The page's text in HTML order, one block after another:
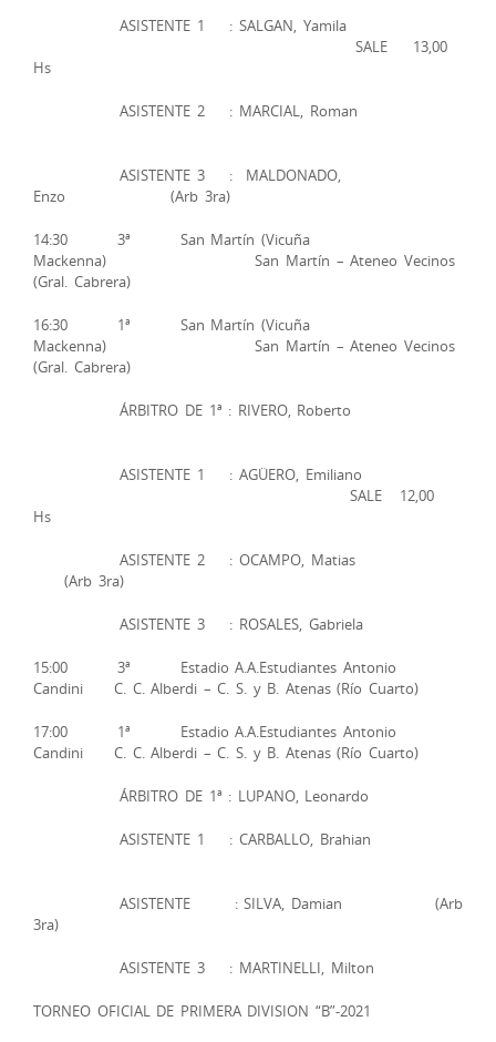
ASISTENTE 1 : SALGAN, Yamila
SALE 13,00
Hs
ASISTENTE 2 : MARCIAL, Roman
ASISTENTE 3 : MALDONADO,
Enzo (Arb 3ra)
14:30 3ª San Martín (Vicuña
Mackenna) San Martín – Ateneo Vecinos
(Gral. Cabrera)
16:30 1ª San Martín (Vicuña
Mackenna) San Martín – Ateneo Vecinos
(Gral. Cabrera)
ÁRBITRO DE 1ª : RIVERO, Roberto
ASISTENTE 1 : AGÜERO, Emiliano
SALE 12,00
Hs
ASISTENTE 2 : OCAMPO, Matias
(Arb 3ra)
ASISTENTE 3 : ROSALES, Gabriela
15:00 3ª Estadio A.A.Estudiantes Antonio
Candini C. C. Alberdi – C. S. y B. Atenas (Río Cuarto)
17:00 1ª Estadio A.A.Estudiantes Antonio
Candini C. C. Alberdi – C. S. y B. Atenas (Río Cuarto)
ÁRBITRO DE 1ª : LUPANO, Leonardo
ASISTENTE 1 : CARBALLO, Brahian
ASISTENTE : SILVA, Damian (Arb
3ra)
ASISTENTE 3 : MARTINELLI, Milton
TORNEO OFICIAL DE PRIMERA DIVISION “B”-2021